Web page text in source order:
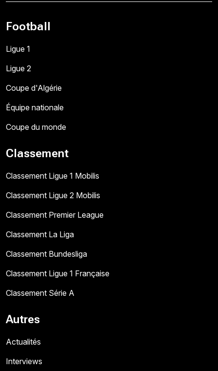
Football
Ligue 1
Ligue 2
Coupe d'Algérie
Équipe nationale
Coupe du monde
Classement
Classement Ligue 1 Mobilis
Classement Ligue 2 Mobilis
Classement Premier League
Classement La Liga
Classement Bundesliga
Classement Ligue 1 Française
Classement Série A
Autres
Actualités
Interviews